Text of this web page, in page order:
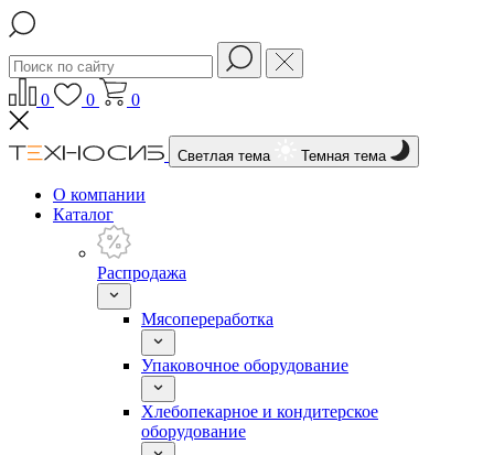
0 0 0
Светлая тема Темная тема
О компании
Каталог
Распродажа
Мясопереработка
Упаковочное оборудование
Хлебопекарное и кондитерское
оборудование